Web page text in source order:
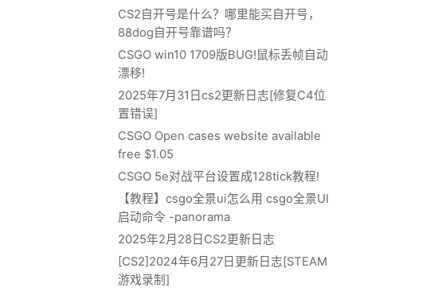
CS2自开号是什么？哪里能买自开号，
88dog自开号靠谱吗？
CSGO win10 1709版BUG!鼠标丢帧自动
漂移!
2025年7月31日cs2更新日志[修复C4位
置错误]
CSGO Open cases website available
free $1.05
CSGO 5e对战平台设置成128tick教程!
【教程】csgo全景ui怎么用 csgo全景UI
启动命令 -panorama
2025年2月28日CS2更新日志
[CS2]2024年6月27日更新日志[STEAM
游戏录制]